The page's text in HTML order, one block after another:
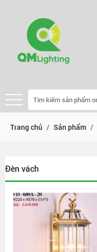
Trang chủ Sản phẩm
Đèn vách